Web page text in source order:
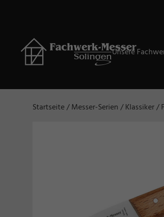
Unsere
Startseite/Messer-Serien /Klassiker/